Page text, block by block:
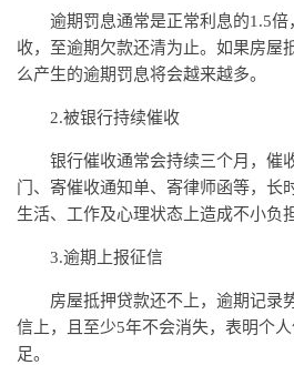
逾期罚息通常是正常利息的1.5
收，至逾期欠款还清为止。如果房屋
么产生的逾期罚息将会越来越多。
2.被银行持续催收
银行催收通常会持续三个月，催
门、寄催收通知单、寄律师函等，长
生活、工作及心理状态上造成不小负
3.逾期上报征信
房屋抵押贷款还不上，逾期记录
信上，且至少5年不会消失，表明个
足。